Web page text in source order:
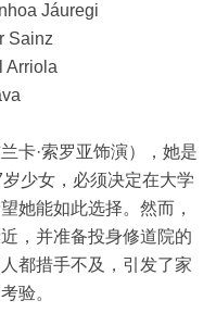
Jáuregi
卡·索罗亚饰演），她是
少女，必须决定在大学
她能如此选择。然而，
，并准备投身修道院的
都措手不及，引发了家
验。